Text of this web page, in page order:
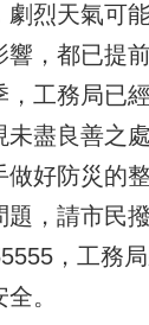
劇烈天氣可
響，都已提
，工務局已
未盡良善之
做好防災的
題，請市民
，工務
。